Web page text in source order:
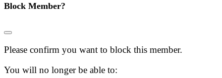
Block Member?
Please confirm you want to block this member.
You will no longer be able to: